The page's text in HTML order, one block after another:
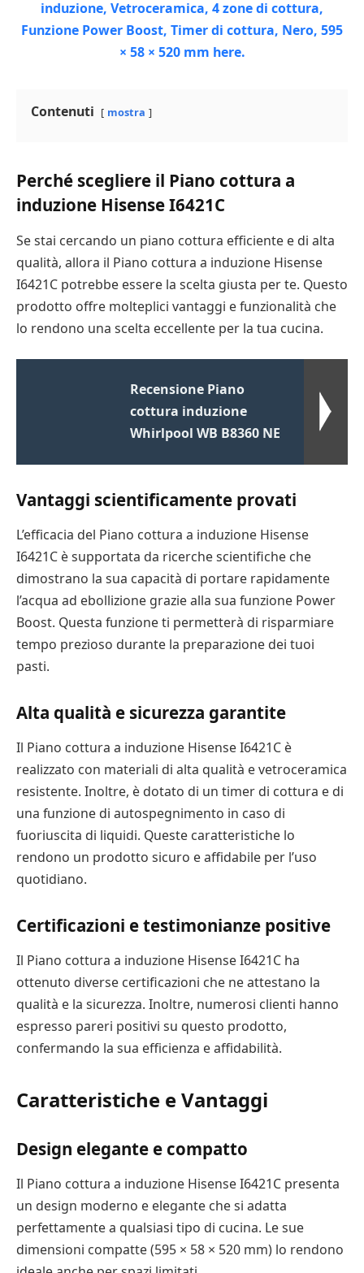
Contenuti mostra
Perché scegliere il Piano cottura a
induzione Hisense I6421C
Se stai cercando un piano cottura efficiente e di alta
qualità, allora il Piano cottura a induzione Hisense
I6421C potrebbe essere la scelta giusta per te. Questo
prodotto offre molteplici vantaggi e funzionalità che
lo rendono una scelta eccellente per la tua cucina.
Recensione Piano
cottura induzione
Whirlpool WB B8360 NE
Vantaggi scientificamente provati
L’efficacia del Piano cottura a induzione Hisense
I6421C è supportata da ricerche scientifiche che
dimostrano la sua capacità di portare rapidamente
l’acqua ad ebollizione grazie alla sua funzione Power
Boost. Questa funzione ti permetterà di risparmiare
tempo prezioso durante la preparazione dei tuoi
pasti.
Alta qualità e sicurezza garantite
Il Piano cottura a induzione Hisense I6421C è
realizzato con materiali di alta qualità e vetroceramica
resistente. Inoltre, è dotato di un timer di cottura e di
una funzione di autospegnimento in caso di
fuoriuscita di liquidi. Queste caratteristiche lo
rendono un prodotto sicuro e affidabile per l’uso
quotidiano.
Certificazioni e testimonianze positive
Il Piano cottura a induzione Hisense I6421C ha
ottenuto diverse certificazioni che ne attestano la
qualità e la sicurezza. Inoltre, numerosi clienti hanno
espresso pareri positivi su questo prodotto,
confermando la sua efficienza e affidabilità.
Caratteristiche e Vantaggi
Design elegante e compatto
Il Piano cottura a induzione Hisense I6421C presenta
un design moderno e elegante che si adatta
perfettamente a qualsiasi tipo di cucina. Le sue
dimensioni compatte (595 × 58 × 520 mm) lo rendono